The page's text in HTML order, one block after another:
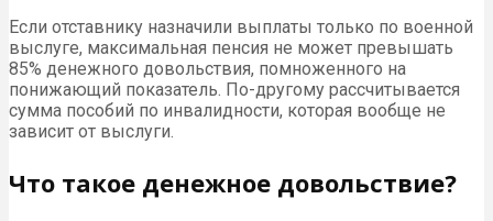
Если отставнику назначили выплаты только по военной
выслуге, максимальная пенсия не может превышать
85% денежного довольствия, помноженного на
понижающий показатель. По-другому рассчитывается
сумма пособий по инвалидности, которая вообще не
зависит от выслуги.
Что такое денежное довольствие?